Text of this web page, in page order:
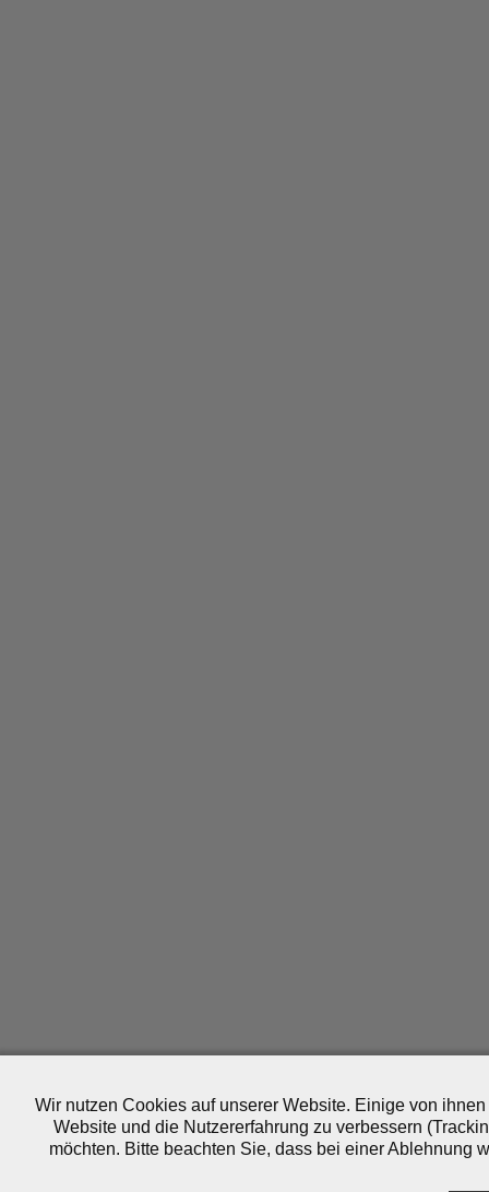
Wir nutzen Cookies auf unserer Website. Einige von
Website und die Nutzererfahrung zu verbessern
möchten. Bitte beachten Sie, dass bei einer Ablehnung